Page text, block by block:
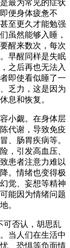
最为常见的症状
便身体疲惫不
至更久才能勉强
虽然能够入睡，
醒来数次，每次
早醒同样是失眠
之后再也无法入
即使看似睡了一
乏力，这是因为
息和恢复。​
小觑。在身体层
代谢，导致免疫
、肠胃疾病等。
，引发高血压、
患者注意力难以
。情绪也变得极
觉、妄想等精神
能因为情绪问题
。​
否认，胡思乱
当人们在生活中
、恐惧等负面情